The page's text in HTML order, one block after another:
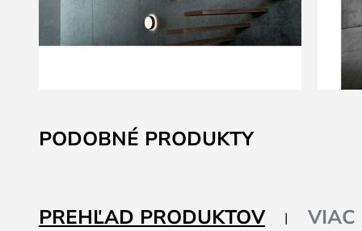
na
začiatok
PODOBNÉ PRODUKTY
PREHĽAD PRODUKTOV VIAC